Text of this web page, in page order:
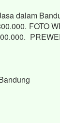
dalam
FOTO